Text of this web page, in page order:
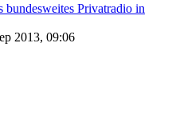
Privatradio in
2013, 09:06